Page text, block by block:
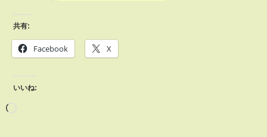
共有:
Facebook X
いいね: